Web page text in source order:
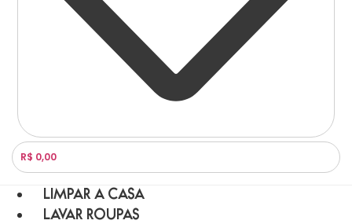
R$ 0,00
LIMPAR A CASA
LAVAR ROUPAS